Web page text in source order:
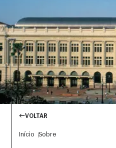
VOLTAR
Início Sobre